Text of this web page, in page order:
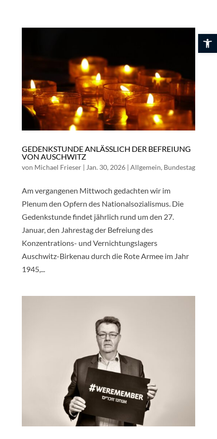
GEDENKSTUNDE ANLÄSSLICH DER BEFREIUNG
VON AUSCHWITZ
von Michael Frieser| Jan. 30, 2026| Allgemein, Bundestag
Am vergangenen Mittwoch gedachten wir im
Plenum den Opfern des Nationalsozialismus. Die
Gedenkstunde findet jährlich rund um den 27.
Januar, den Jahrestag der Befreiung des
Konzentrations- und Vernichtungslagers
Auschwitz-Birkenau durch die Rote Armee im Jahr
1945,...